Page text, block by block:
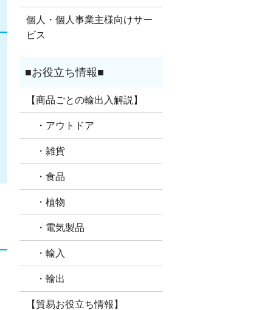
個人・個人事業主様向けサー
ビス
【商品ごとの輸出入解説】
・アウトドア
・雑貨
・食品
・植物
・電気製品
・輸入
・輸出
【貿易お役立ち情報】